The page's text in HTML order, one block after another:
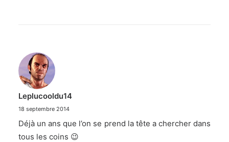
Leplucooldu14
18 septembre 2014
Déjà un ans que l’on se prend la tête a chercher dans
tous les coins 😉